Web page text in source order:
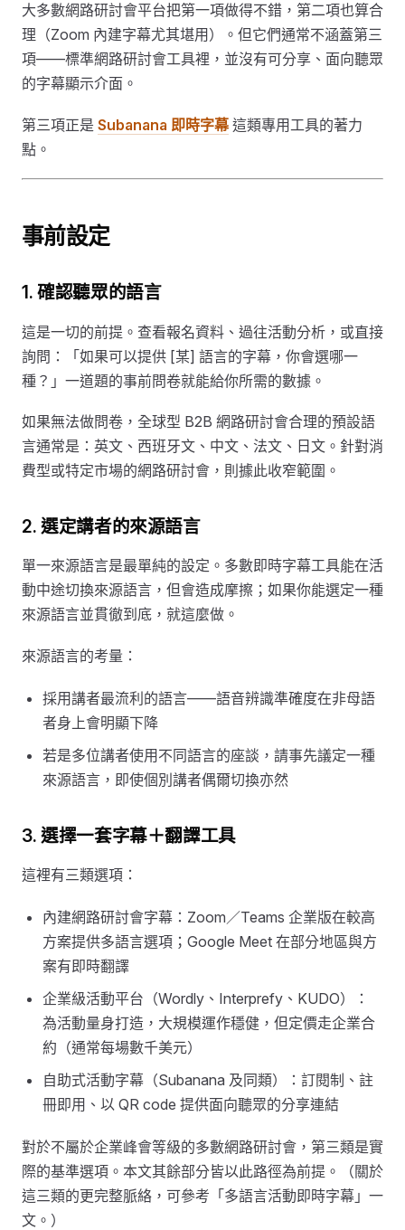
大多數網路研討會平台把第一項做得不錯，第二項也算合
理（Zoom 內建字幕尤其堪用）。但它們通常不涵蓋第三
項——標準網路研討會工具裡，並沒有可分享、面向聽眾
的字幕顯示介面。
第三項正是 Subanana 即時字幕這類專用工具的著力
點。
事前設定
1. 確認聽眾的語言
這是一切的前提。查看報名資料、過往活動分析，或直接
詢問：「如果可以提供 [某] 語言的字幕，你會選哪一
種？」一道題的事前問卷就能給你所需的數據。
如果無法做問卷，全球型 B2B 網路研討會合理的預設語
言通常是：英文、西班牙文、中文、法文、日文。針對消
費型或特定市場的網路研討會，則據此收窄範圍。
2. 選定講者的來源語言
單一來源語言是最單純的設定。多數即時字幕工具能在活
動中途切換來源語言，但會造成摩擦；如果你能選定一種
來源語言並貫徹到底，就這麼做。
來源語言的考量：
採用講者最流利的語言——語音辨識準確度在非母語
者身上會明顯下降
若是多位講者使用不同語言的座談，請事先議定一種
來源語言，即使個別講者偶爾切換亦然
3. 選擇一套字幕＋翻譯工具
這裡有三類選項：
內建網路研討會字幕：Zoom／Teams 企業版在較高
方案提供多語言選項；Google Meet 在部分地區與方
案有即時翻譯
企業級活動平台（Wordly、Interprefy、KUDO）：
為活動量身打造，大規模運作穩健，但定價走企業合
約（通常每場數千美元）
自助式活動字幕（Subanana 及同類）：訂閱制、註
冊即用、以 QR code 提供面向聽眾的分享連結
對於不屬於企業峰會等級的多數網路研討會，第三類是實
際的基準選項。本文其餘部分皆以此路徑為前提。（關於
這三類的更完整脈絡，可參考「多語言活動即時字幕」一
文。）